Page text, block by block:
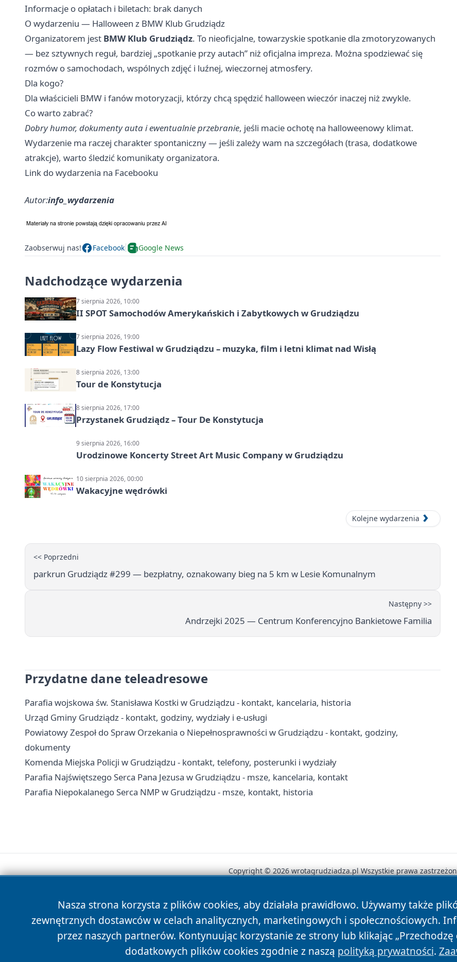
Informacje o opłatach i biletach: brak danych
O wydarzeniu — Halloween z BMW Klub Grudziądz
Organizatorem jest BMW Klub Grudziądz. To nieoficjalne, towarzyskie spotkanie dla zmotoryzowanych
— bez sztywnych reguł, bardziej „spotkanie przy autach” niż oficjalna impreza. Można spodziewać się
rozmów o samochodach, wspólnych zdjęć i luźnej, wieczornej atmosfery.
Dla kogo?
Dla właścicieli BMW i fanów motoryzacji, którzy chcą spędzić halloween wieczór inaczej niż zwykle.
Co warto zabrać?
Dobry humor, dokumenty auta i ewentualnie przebranie, jeśli macie ochotę na halloweenowy klimat.
Wydarzenie ma raczej charakter spontaniczny — jeśli zależy wam na szczegółach (trasa, dodatkowe
atrakcje), warto śledzić komunikaty organizatora.
Link do wydarzenia na Facebooku
Autor:info_wydarzenia
Zaobserwuj nas! Facebook Google News
Nadchodzące wydarzenia
7 sierpnia 2026, 10:00
II SPOT Samochodów Amerykańskich i Zabytkowych w Grudziądzu
7 sierpnia 2026, 19:00
Lazy Flow Festiwal w Grudziądzu – muzyka, film i letni klimat nad Wisłą
8 sierpnia 2026, 13:00
Tour de Konstytucja
8 sierpnia 2026, 17:00
Przystanek Grudziądz – Tour De Konstytucja
9 sierpnia 2026, 16:00
Urodzinowe Koncerty Street Art Music Company w Grudziądzu
10 sierpnia 2026, 00:00
Wakacyjne wędrówki
Kolejne wydarzenia
<< Poprzedni
parkrun Grudziądz #299 — bezpłatny, oznakowany bieg na 5 km w Lesie Komunalnym
Następny >>
Andrzejki 2025 — Centrum Konferencyjno Bankietowe Familia
Przydatne dane teleadresowe
Parafia wojskowa św. Stanisława Kostki w Grudziądzu - kontakt, kancelaria, historia
Urząd Gminy Grudziądz - kontakt, godziny, wydziały i e-usługi
Powiatowy Zespoł do Spraw Orzekania o Niepełnosprawności w Grudziądzu - kontakt, godziny,
dokumenty
Komenda Miejska Policji w Grudziądzu - kontakt, telefony, posterunki i wydziały
Parafia Najświętszego Serca Pana Jezusa w Grudziądzu - msze, kancelaria, kontakt
Parafia Niepokalanego Serca NMP w Grudziądzu - msze, kontakt, historia
Nasza strona korzysta z plików cookies, aby działała prawidłowo. Używamy także
zewnętrznych dostawców w celach analitycznych, marketingowych i społecznościowych.
przez naszych partnerów. Kontynuując korzystanie ze strony lub klikając
dodatkowych plików cookies zgodnie z naszą polityką prywatności.
Copyright © 2026 wrotagrudziadza.pl Wszystkie prawa
News Autorzy Polityka Prywatności Polityka